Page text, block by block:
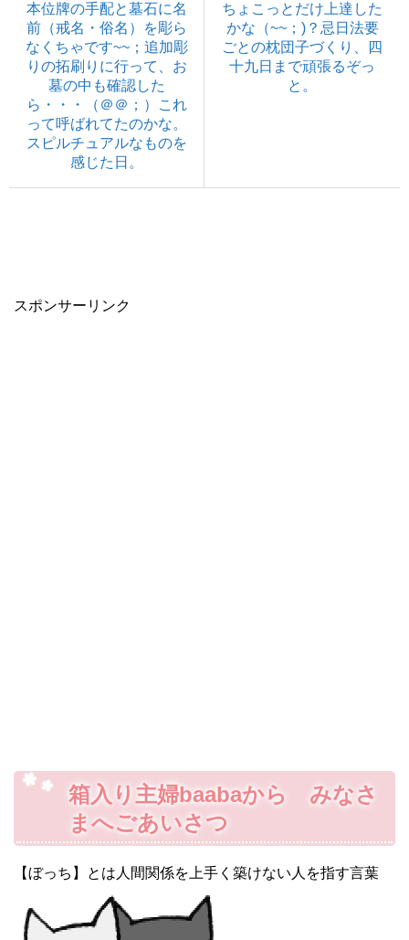
本位牌の手配と墓石に名
前（戒名・俗名）を彫ら
なくちゃです~~；追加彫
りの拓刷りに行って、お
墓の中も確認した
ら・・・（＠＠；）これ
って呼ばれてたのかな。
スピルチュアルなものを
感じた日。
ちょこっとだけ上達した
かな（~~；)？忌日法要
ごとの枕団子づくり、四
十九日まで頑張るぞっ
と。
スポンサーリンク
箱入り主婦baabaから みなさ
まへごあいさつ
【ぼっち】とは人間関係を上手く築けない人を指す言葉